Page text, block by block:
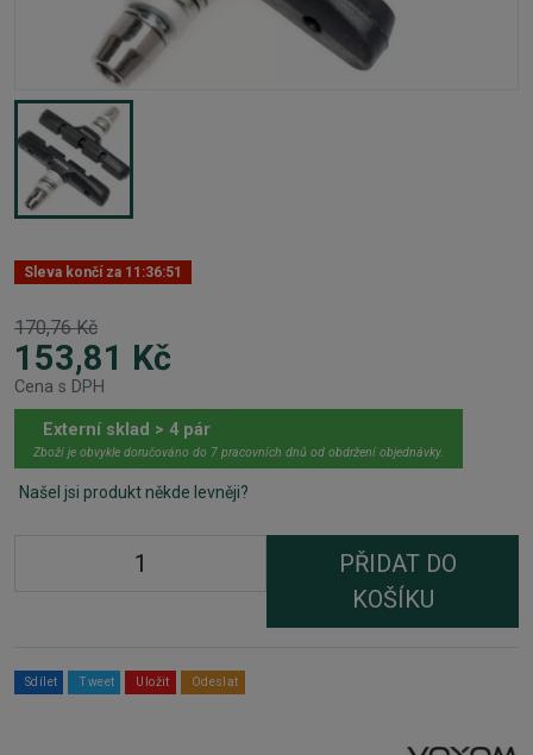
Sleva končí za 11:36:51
170,76 Kč
153,81 Kč
Cena s DPH
Externí sklad > 4 pár
Zboží je obvykle doručováno do 7 pracovních dnů od obdržení objednávky.
Našel jsi produkt někde levněji?
PŘIDAT DO
KOŠÍKU
Sdílet Tweet Uložit Odeslat